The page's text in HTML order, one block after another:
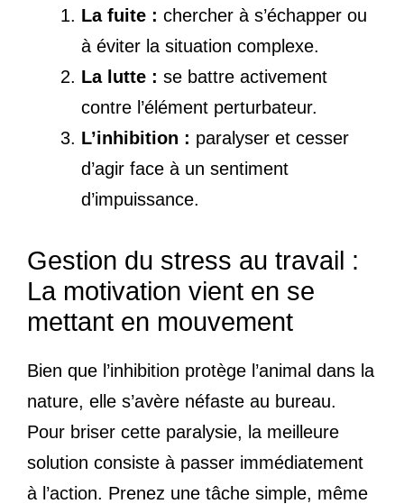
La fuite : chercher à s’échapper ou
à éviter la situation complexe.
La lutte : se battre activement
contre l’élément perturbateur.
L’inhibition : paralyser et cesser
d’agir face à un sentiment
d’impuissance.
Gestion du stress au travail :
La motivation vient en se
mettant en mouvement
Bien que l’inhibition protège l’animal dans la
nature, elle s’avère néfaste au bureau.
Pour briser cette paralysie, la meilleure
solution consiste à passer immédiatement
à l’action. Prenez une tâche simple, même